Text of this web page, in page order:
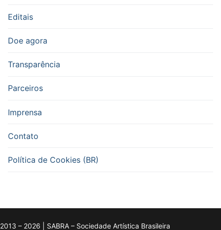
Editais
Doe agora
Transparência
Parceiros
Imprensa
Contato
Política de Cookies (BR)
2013 – 2026 | SABRA – Sociedade Artística Brasileira